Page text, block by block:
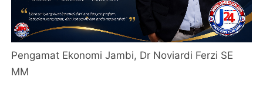
Pengamat Ekonomi Jambi, Dr Noviardi Ferzi SE
MM